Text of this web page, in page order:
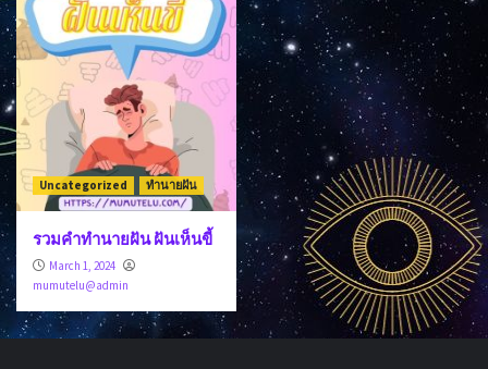
Uncategorized ทำนายฝัน
รวมคำทำนายฝัน ฝันเห็นขี้
March 1, 2024
mumutelu@admin